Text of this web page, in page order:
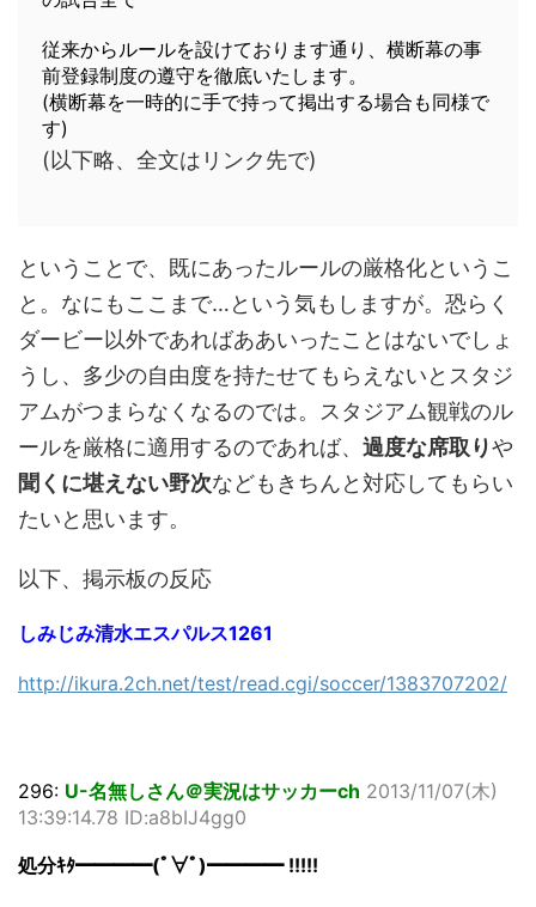
従来からルールを設けております通り、横断幕の事
前登録制度の遵守を徹底いたします。
(横断幕を一時的に手で持って掲出する場合も同様で
す)
(以下略、全文はリンク先で)
ということで、既にあったルールの厳格化というこ
と。なにもここまで…という気もしますが。恐らく
ダービー以外であればああいったことはないでしょ
うし、多少の自由度を持たせてもらえないとスタジ
アムがつまらなくなるのでは。スタジアム観戦のル
ールを厳格に適用するのであれば、 過度な席取りや
聞くに堪えない野次などもきちんと対応してもらい
たいと思います。
以下、掲示板の反応
しみじみ清水エスパルス1261
http://ikura.2ch.net/test/read.cgi/soccer/1383707202/
296: U-名無しさん＠実況はサッカーch 2013/11/07(木)
13:39:14.78 ID:a8bIJ4gg0
処分ｷﾀ━━━━(ﾟ∀ﾟ)━━━━ !!!!!